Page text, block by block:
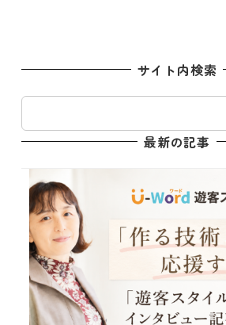
サイト内検索
検
索
最新の記事